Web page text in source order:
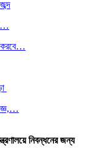
করবে…
নিবন্ধনের জন্য